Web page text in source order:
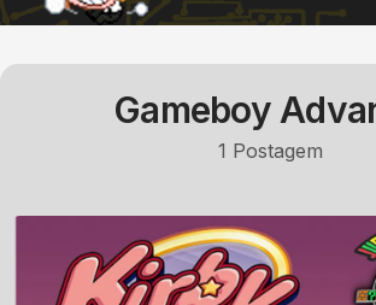
Gameboy
1 Postagem